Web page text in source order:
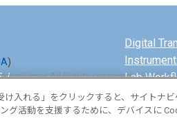
ム
カテゴリ
ガスクロ
液体クロ
カテゴリ
Digital
Lab
)
All Rights reserved
け入れる」をクリックすると、サイトナ
グ活動を支援するために、デバイスに